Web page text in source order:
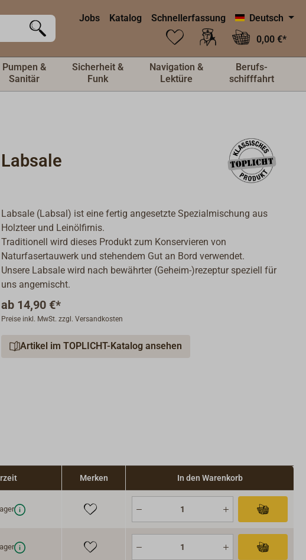
Jobs Katalog Schnellerfassung
Deutsch
0,00 €*
Pumpen &
Sanitär
Sicherheit &
Funk
Navigation &
Lektüre
Berufs-
schifffahrt
Labsale
Labsale (Labsal) ist eine fertig angesetzte Spezialmischung aus
Holzteer und Leinölfirnis.
Traditionell wird dieses Produkt zum Konservieren von
Naturfasertauwerk und stehendem Gut an Bord verwendet.
Unsere Labsale wird nach bewährter (Geheim-)rezeptur speziell für
uns angemischt.
ab 14,90 €*
Preise inkl. MwSt. zzgl. Versandkosten
Artikel im TOPLICHT-Katalog ansehen
Merken In den Warenkorb